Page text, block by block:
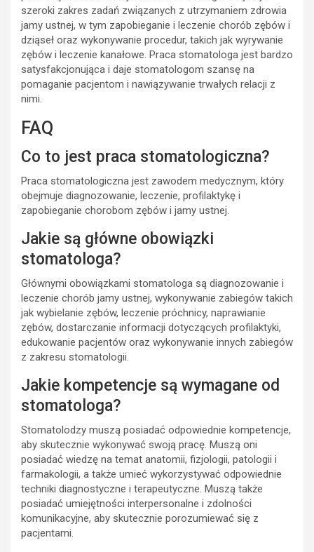
szeroki zakres zadań związanych z utrzymaniem zdrowia
jamy ustnej, w tym zapobieganie i leczenie chorób zębów i
dziąseł oraz wykonywanie procedur, takich jak wyrywanie
zębów i leczenie kanałowe. Praca stomatologa jest bardzo
satysfakcjonująca i daje stomatologom szansę na
pomaganie pacjentom i nawiązywanie trwałych relacji z
nimi.
FAQ
Co to jest praca stomatologiczna?
Praca stomatologiczna jest zawodem medycznym, który
obejmuje diagnozowanie, leczenie, profilaktykę i
zapobieganie chorobom zębów i jamy ustnej.
Jakie są główne obowiązki
stomatologa?
Głównymi obowiązkami stomatologa są diagnozowanie i
leczenie chorób jamy ustnej, wykonywanie zabiegów takich
jak wybielanie zębów, leczenie próchnicy, naprawianie
zębów, dostarczanie informacji dotyczących profilaktyki,
edukowanie pacjentów oraz wykonywanie innych zabiegów
z zakresu stomatologii.
Jakie kompetencje są wymagane od
stomatologa?
Stomatolodzy muszą posiadać odpowiednie kompetencje,
aby skutecznie wykonywać swoją pracę. Muszą oni
posiadać wiedzę na temat anatomii, fizjologii, patologii i
farmakologii, a także umieć wykorzystywać odpowiednie
techniki diagnostyczne i terapeutyczne. Muszą także
posiadać umiejętności interpersonalne i zdolności
komunikacyjne, aby skutecznie porozumiewać się z
pacjentami.